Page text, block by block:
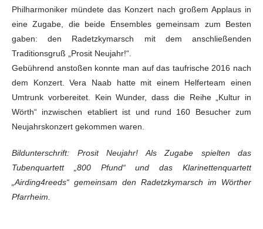
Philharmoniker mündete das Konzert nach großem Applaus in
eine Zugabe, die beide Ensembles gemeinsam zum Besten
gaben: den Radetzkymarsch mit dem anschließenden
Traditionsgruß „Prosit Neujahr!“.
Gebührend anstoßen konnte man auf das taufrische 2016 nach
dem Konzert. Vera Naab hatte mit einem Helferteam einen
Umtrunk vorbereitet. Kein Wunder, dass die Reihe „Kultur in
Wörth“ inzwischen etabliert ist und rund 160 Besucher zum
Neujahrskonzert gekommen waren.
Bildunterschrift: Prosit Neujahr! Als Zugabe spielten das
Tubenquartett „800 Pfund“ und das Klarinettenquartett
„Airding4reeds“ gemeinsam den Radetzkymarsch im Wörther
Pfarrheim.